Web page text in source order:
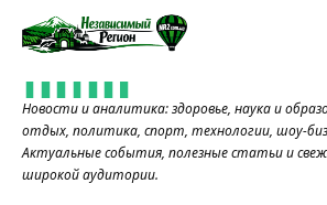
Новости и аналитика: здоровье, наука и
отдых, политика, спорт, технологии, шоу-
Актуальные события, полезные статьи и
широкой аудитории.